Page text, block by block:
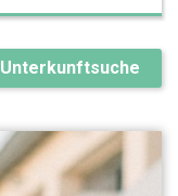
Unterkunftsuche